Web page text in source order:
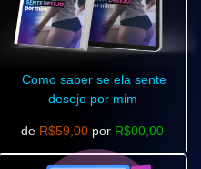
Como saber se ela sente
desejo por mim
de R$59,00 por R$00,00